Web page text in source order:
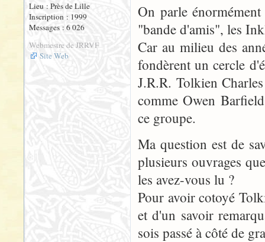
Lieu : Près de Lille
Inscription : 1999
Messages : 6 026
Webmestre de JRRVF
Site Web
On parle
"bande d'amis", les
Car au milieu des
fondèrent un cercle
J.R.R. Tolkien
comme Owen
ce groupe.
Ma question est de
plusieurs ouvrages
les avez-vous lu ?
Pour avoir cotoyé
et d'un savoir
sois passé à côté de